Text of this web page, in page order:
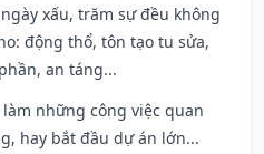
ngày xấu, trăm sự đều không
động thổ, tôn tạo tu sửa,
an táng...
làm những công việc quan
hay bắt đầu dự án lớn...